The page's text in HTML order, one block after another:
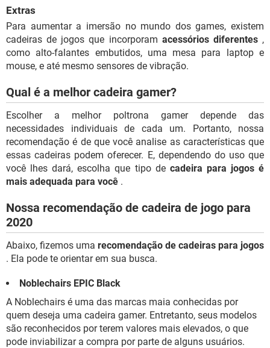
Extras
Para aumentar a imersão no mundo dos games, existem
cadeiras de jogos que incorporam acessórios diferentes,
como alto-falantes embutidos, uma mesa para laptop e
mouse, e até mesmo sensores de vibração.
Qual é a melhor cadeira gamer?
Escolher a melhor poltrona gamer depende das
necessidades individuais de cada um. Portanto, nossa
recomendação é de que você analise as características que
essas cadeiras podem oferecer. E, dependendo do uso que
você lhes dará, escolha que tipo de cadeira para jogos é
mais adequada para você .
Nossa recomendação de cadeira de jogo para
2020
Abaixo, fizemos uma recomendação de cadeiras para jogos
. Ela pode te orientar em sua busca.
Noblechairs EPIC Black
A Noblechairs é uma das marcas maia conhecidas por
quem deseja uma cadeira gamer. Entretanto, seus modelos
são reconhecidos por terem valores mais elevados, o que
pode inviabilizar a compra por parte de alguns usuários.